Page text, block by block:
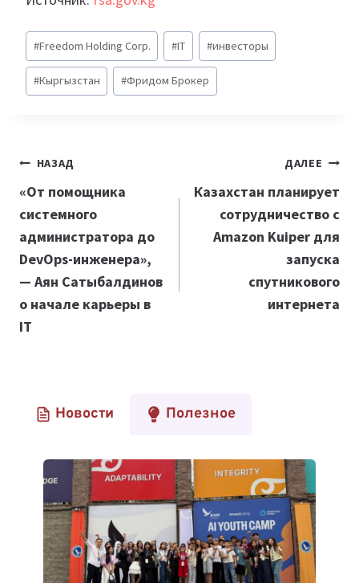
Метки
записи:
#Freedom Holding Corp. #IT #инвесторы
#Кыргызстан #Фридом Брокер
Навигация
по
записям
НАЗАД
«От помощника
системного
администратора до
DevOps-инженера»,
— Аян Сатыбалдинов
о начале карьеры в
IT
ДАЛЕЕ
Казахстан планирует
сотрудничество с
Amazon Kuiper для
запуска
спутникового
интернета
Новости Полезное